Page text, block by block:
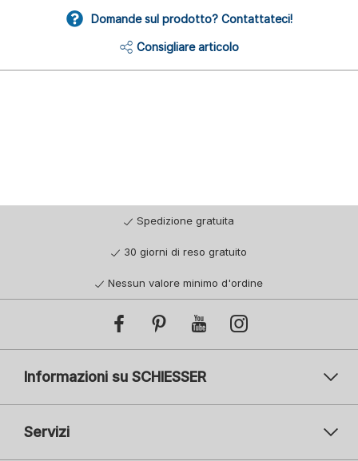
Domande sul prodotto? Contattateci!
Consigliare articolo
Spedizione gratuita
30 giorni di reso gratuito
Nessun valore minimo d'ordine
Informazioni su SCHIESSER
Servizi